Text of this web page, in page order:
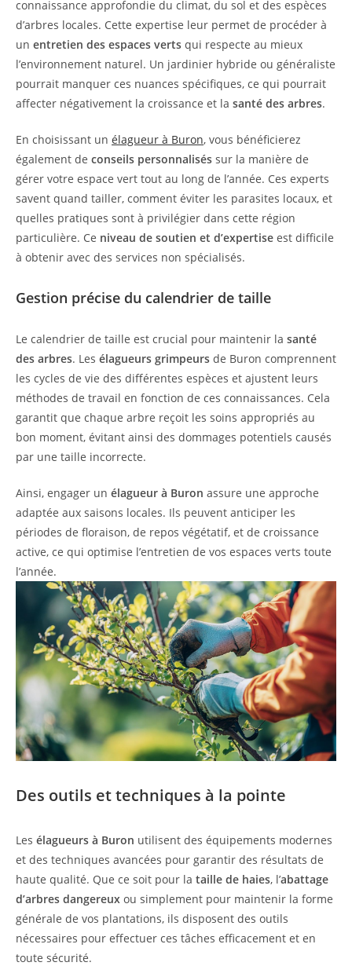
connaissance approfondie du climat, du sol et des espèces
d’arbres locales. Cette expertise leur permet de procéder à
un entretien des espaces verts qui respecte au mieux
l’environnement naturel. Un jardinier hybride ou généraliste
pourrait manquer ces nuances spécifiques, ce qui pourrait
affecter négativement la croissance et la santé des arbres.
En choisissant un élagueur à Buron, vous bénéficierez
également de conseils personnalisés sur la manière de
gérer votre espace vert tout au long de l’année. Ces experts
savent quand tailler, comment éviter les parasites locaux, et
quelles pratiques sont à privilégier dans cette région
particulière. Ce niveau de soutien et d’expertise est difficile
à obtenir avec des services non spécialisés.
Gestion précise du calendrier de taille
Le calendrier de taille est crucial pour maintenir la santé
des arbres. Les élagueurs grimpeurs de Buron comprennent
les cycles de vie des différentes espèces et ajustent leurs
méthodes de travail en fonction de ces connaissances. Cela
garantit que chaque arbre reçoit les soins appropriés au
bon moment, évitant ainsi des dommages potentiels causés
par une taille incorrecte.
Ainsi, engager un élagueur à Buron assure une approche
adaptée aux saisons locales. Ils peuvent anticiper les
périodes de floraison, de repos végétatif, et de croissance
active, ce qui optimise l’entretien de vos espaces verts toute
l’année.
Des outils et techniques à la pointe
Les élagueurs à Buron utilisent des équipements modernes
et des techniques avancées pour garantir des résultats de
haute qualité. Que ce soit pour la taille de haies, l’abattage
d’arbres dangereux ou simplement pour maintenir la forme
générale de vos plantations, ils disposent des outils
nécessaires pour effectuer ces tâches efficacement et en
toute sécurité.